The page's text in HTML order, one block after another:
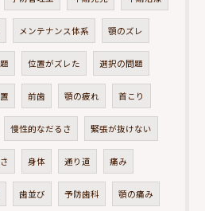
メンテナンス体系 顎のズレ
位置がズレた 選択の問題
前歯 顎の疲れ 首こり
慢性的なだるさ 緊張が抜けない
身体 通り道 痛み
歯並び 予防歯科 顎の痛み